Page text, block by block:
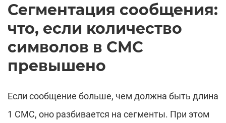
Сегментация сообщения:
что, если количество
символов в СМС
превышено
Если сообщение больше, чем должна быть длина
1 СМС, оно разбивается на сегменты. При этом